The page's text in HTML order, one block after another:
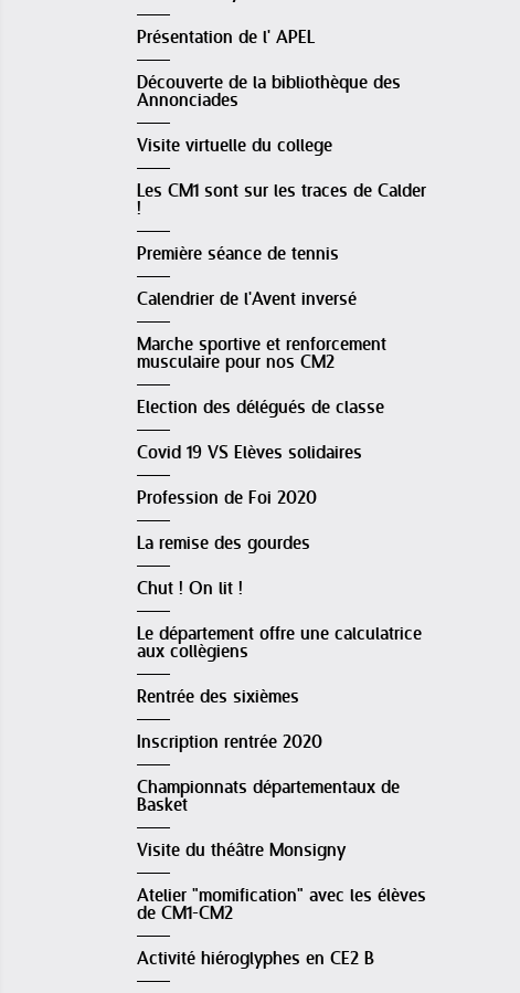
Présentation de l' APEL
Découverte de la bibliothèque des
Annonciades
Visite virtuelle du college
Les CM1 sont sur les traces de Calder
!
Première séance de tennis
Calendrier de l'Avent inversé
Marche sportive et renforcement
musculaire pour nos CM2
Election des délégués de classe
Covid 19 VS Elèves solidaires
Profession de Foi 2020
La remise des gourdes
Chut ! On lit !
Le département offre une calculatrice
aux collègiens
Rentrée des sixièmes
Inscription rentrée 2020
Championnats départementaux de
Basket
Visite du théâtre Monsigny
Atelier "momification" avec les élèves
de CM1-CM2
Activité hiéroglyphes en CE2 B